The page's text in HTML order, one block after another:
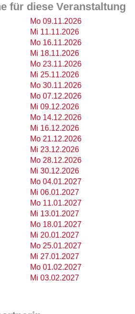
für diese Veranstaltung
Mo 09.11.2026
Mi 11.11.2026
Mo 16.11.2026
Mi 18.11.2026
Mo 23.11.2026
Mi 25.11.2026
Mo 30.11.2026
Mo 07.12.2026
Mi 09.12.2026
Mo 14.12.2026
Mi 16.12.2026
Mo 21.12.2026
Mi 23.12.2026
Mo 28.12.2026
Mi 30.12.2026
Mo 04.01.2027
Mi 06.01.2027
Mo 11.01.2027
Mi 13.01.2027
Mo 18.01.2027
Mi 20.01.2027
Mo 25.01.2027
Mi 27.01.2027
Mo 01.02.2027
Mi 03.02.2027